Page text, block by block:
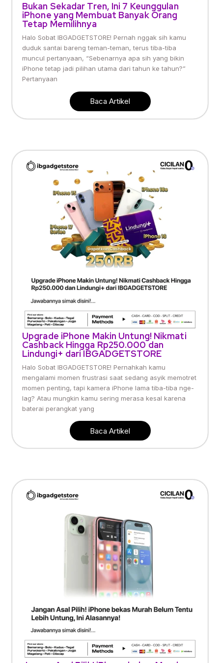
Bukan Sekadar Tren, Ini 7 Keunggulan
iPhone yang Membuat Banyak Orang
Tetap Memilihnya
Halo Sobat IBGADGETSTORE! Pernah nggak sih kamu
duduk santai bareng teman-teman, terus tiba-tiba
muncul pertanyaan, “Sebenarnya apa sih yang bikin
iPhone tetap jadi pilihan utama dari tahun ke tahun?”
Pertanyaan
Baca Artikel
Upgrade iPhone Makin Untung! Nikmati
Cashback Hingga Rp250.000 dan
Lindungi+ dari IBGADGETSTORE
Halo Sobat IBGADGETSTORE! Pernahkah kamu
mengalami momen frustrasi saat sedang asyik memotret
momen penting, tapi kamera iPhone lama tiba-tiba nge-
lag? Atau mungkin kamu sering merasa kesal karena
baterai perangkat yang
Baca Artikel